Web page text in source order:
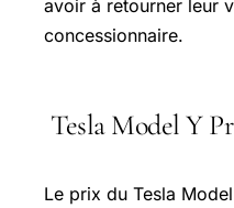
avoir à retourner leur
concessionnaire.
Tesla Model Y
Le prix du Tesla Model